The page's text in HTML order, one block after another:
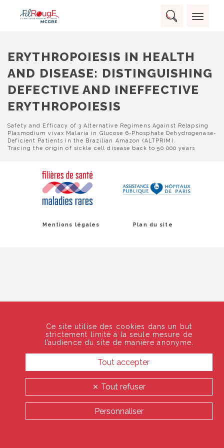
content
Rechercher :
RECHERCHER
ERYTHROPOIESIS IN HEALTH
AND DISEASE: DISTINGUISHING
DEFECTIVE AND INEFFECTIVE
ERYTHROPOIESIS
NAVIGATION
DE
L’ARTICLE
Safety and Efficacy of 3 Alternative Regimens Against Relapsing
Plasmodium vivax Malaria in Glucose 6-Phosphate Dehydrogenase-
Deficient Patients in the Brazilian Amazon (ALTPRIM).
Tracing the origin of sickle cell disease back to 50 000 years
Mentions légales Plan du site
Ce site utilise des cookies dans un but
strictement limité à la seule mesure de
l’audience du site de manière anonyme.
Tout accepter
Tout refuser
Personnaliser